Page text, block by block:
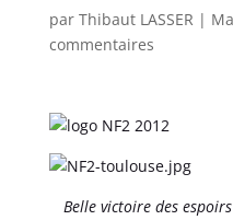
par Thibaut LASSER |
commentaires
Belle victoire des